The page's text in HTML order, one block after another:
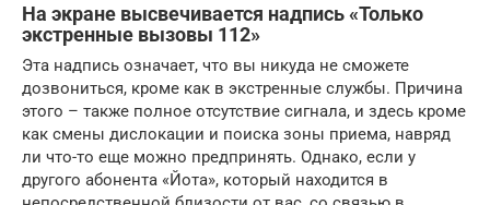
На экране высвечивается надпись «Только
экстренные вызовы 112»
Эта надпись означает, что вы никуда не сможете
дозвониться, кроме как в экстренные службы. Причина
этого – также полное отсутствие сигнала, и здесь кроме
как смены дислокации и поиска зоны приема, навряд
ли что-то еще можно предпринять. Однако, если у
другого абонента «Йота», который находится в